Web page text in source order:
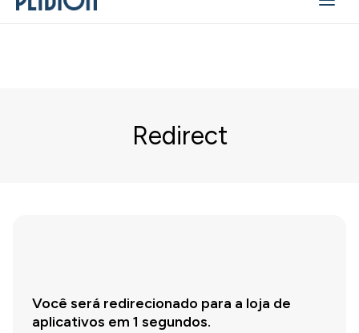
Redirect
Você será redirecionado para a loja de
aplicativos em 1 segundos.